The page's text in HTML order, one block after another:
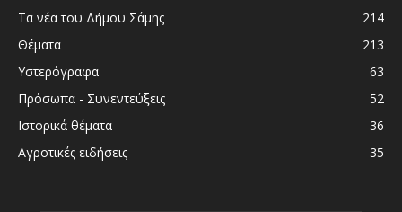
Τα νέα του Δήμου Σάμης
214
Θέματα
213
Υστερόγραφα
63
Πρόσωπα - Συνεντεύξεις
52
Ιστορικά θέματα
36
Αγροτικές ειδήσεις
35